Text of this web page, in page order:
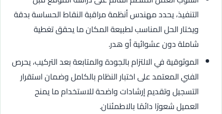
التنفيذ، يحدد مهندس أنظمة مراقبة النقاط الحساسة بدقة
ويختار الحل المناسب لطبيعة المكان ما يحقق تغطية
شاملة دون عشوائية أو هدر.
الموثوقية في الالتزام بالجودة والمتابعة بعد التركيب، يحرص
الفني المعتمد على اختبار النظام بالكامل وضمان استقرار
التسجيل وتقديم إرشادات واضحة للاستخدام ما يمنح
العميل شعورًا دائمًا بالاطمئنان.